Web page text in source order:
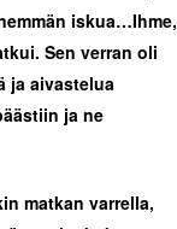
iskua…Ihme,
Sen verran oli
ja aivastelua
ja ne
matkan varrella,